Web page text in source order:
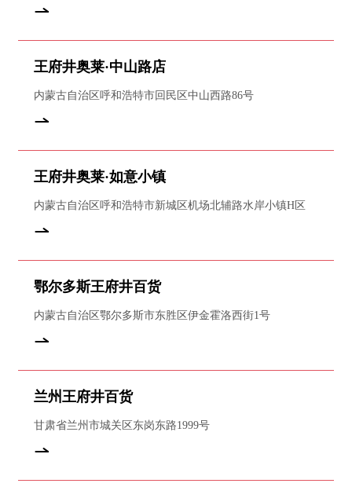
王府井奥莱·中山路店
内蒙古自治区呼和浩特市回民区中山西路86号
王府井奥莱·如意小镇
内蒙古自治区呼和浩特市新城区机场北辅路水岸小镇H区
鄂尔多斯王府井百货
内蒙古自治区鄂尔多斯市东胜区伊金霍洛西街1号
兰州王府井百货
甘肃省兰州市城关区东岗东路1999号